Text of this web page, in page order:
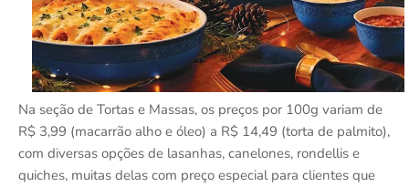
Na seção de Tortas e Massas, os preços por 100g variam de
R$ 3,99 (macarrão alho e óleo) a R$ 14,49 (torta de palmito),
com diversas opções de lasanhas, canelones, rondellis e
quiches, muitas delas com preço especial para clientes que